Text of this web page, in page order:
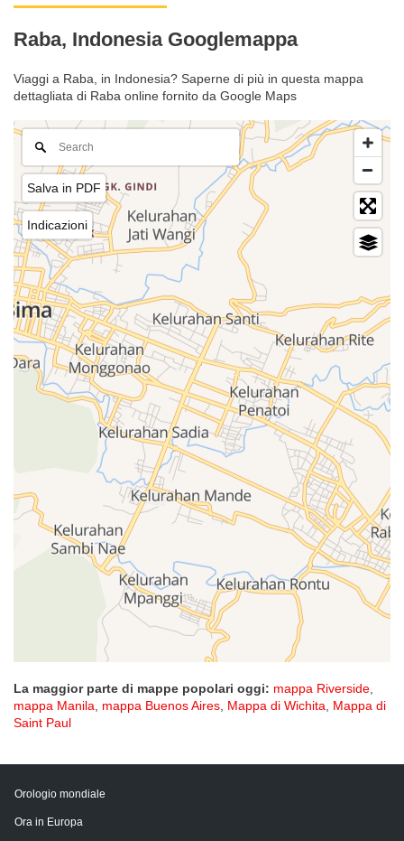
Raba, Indonesia Googlemappa
Viaggi a Raba, in Indonesia? Saperne di più in questa mappa
dettagliata di Raba online fornito da Google Maps
Salva in PDF
Indicazioni
La maggior parte di mappe popolari oggi: mappa Riverside,
mappa Manila, mappa Buenos Aires, Mappa di Wichita, Mappa di
Saint Paul
Orologio mondiale
Ora in Europa